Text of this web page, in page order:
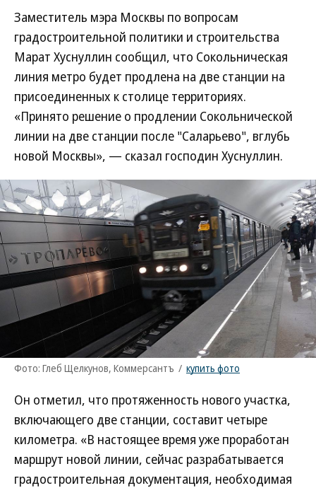
Заместитель мэра Москвы по вопросам
градостроительной политики и строительства
Марат Хуснуллин сообщил, что Сокольническая
линия метро будет продлена на две станции на
присоединенных к столице территориях.
«Принято решение о продлении Сокольнической
линии на две станции после "Саларьево", вглубь
новой Москвы», — сказал господин Хуснуллин.
Фото: Глеб Щелкунов, Коммерсантъ / купить фото
Он отметил, что протяженность нового участка,
включающего две станции, составит четыре
километра. «В настоящее время уже проработан
маршрут новой линии, сейчас разрабатывается
градостроительная документация, необходимая